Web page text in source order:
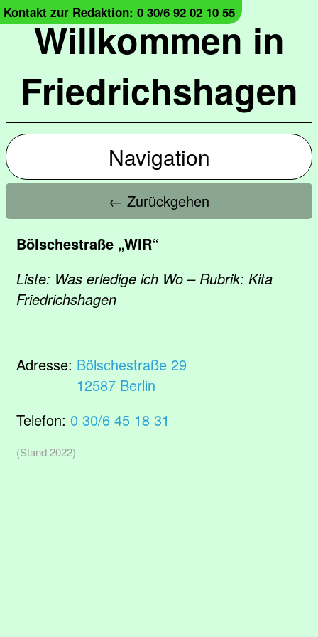
Willkommen in
Friedrichshagen
Kontakt zur Redaktion: 0 30/6 92 02 10 55
Navigation
← Zurückgehen
Bölschestraße „WIR“
Liste: Was erledige ich Wo – Rubrik: Kita
Friedrichshagen
Adresse: Bölschestraße 29
12587 Berlin
Telefon: 0 30/6 45 18 31
(Stand 2022)